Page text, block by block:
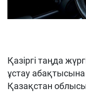
Қазіргі таңда
ұстау
Қазақстан